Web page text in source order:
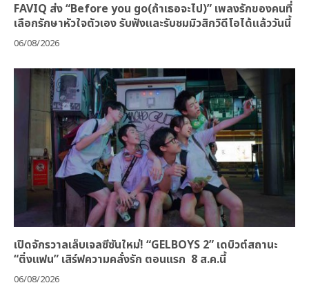
FAVIQ ส่ง “Before you go(ถ้าเธอจะไป)” เพลงรักของคนที่
เลือกรักษาหัวใจตัวเอง รับฟังและรับชมมิวสิกวิดีโอได้แล้ววันนี้
06/08/2026
เปิดจักรวาลเล็บเจลซีซันใหม่! “GELBOYS 2” เดบิวต์สถานะ
“ติ่งแฟน” เสิร์ฟความคลั่งรัก ตอนแรก 8 ส.ค.นี้
06/08/2026